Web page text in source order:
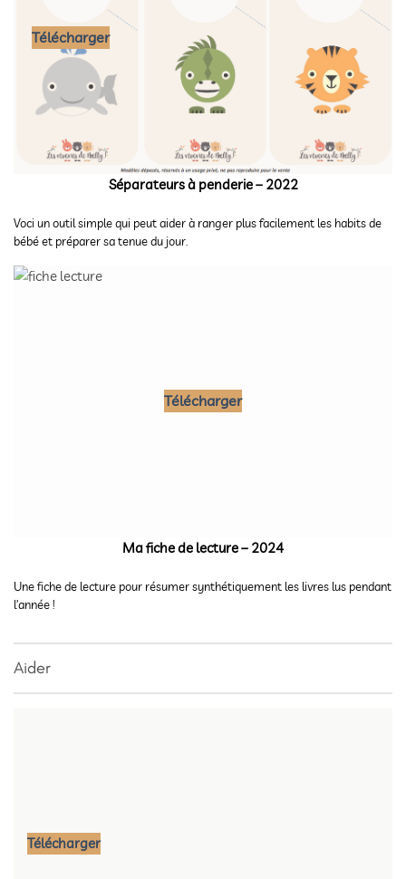
Télécharger
Séparateurs à penderie – 2022
Voci un outil simple qui peut aider à ranger plus facilement les habits de
bébé et préparer sa tenue du jour.
Télécharger
Ma fiche de lecture – 2024
Une fiche de lecture pour résumer synthétiquement les livres lus pendant
l’année !
Aider
Télécharger